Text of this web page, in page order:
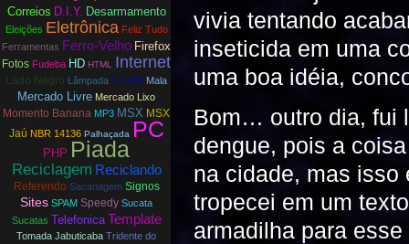
vivia tentando
inseticida em uma
uma boa idéia,
Bom… outro dia, fui
dengue, pois a
na cidade, mas isso
tropecei em um
armadilha para
Correios D.I.Y. Desarmamento
Eleições Eletrônica Feliz Tudo
Ferramentas Ferro-Velho Firefox
Fotos Fudeba HD HTML Internet
Lado Negro Lâmpada Lisarb Mala
Mercado Livre Mercado Lixo
Momento Banana MP3 MSX MSX
Jaú NBR 14136 Palhaçada PC
PHP Piada
Reciclagem Reciclando
Referendo Sacanagem Signos
Sites SPAM Speedy Sucata
Sucatas Telefonica Template
Tomada Jabuticaba Tridente do